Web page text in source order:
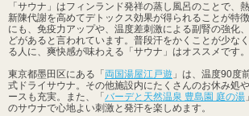
「サウナ」はフィンランド発祥の蒸し風呂のことで、
新陳代謝を高めてデトックス効果が得られることが特
にも、免疫力アップや、温度差刺激による副腎の強化
どがあると言われています。普段汗をかくことが少な
る人に、爽快感が味わえる「サウナ」はオススメです。
東京都墨田区にある「 両国湯屋江戸遊 」は、温度90度
式ドライサウナ。その他施設内にたくさんのお休み処
ースも充実。また、「 バーデと天然温泉 豊島園 庭の湯
のサウナで心地よい刺激と発汗を楽しめます。